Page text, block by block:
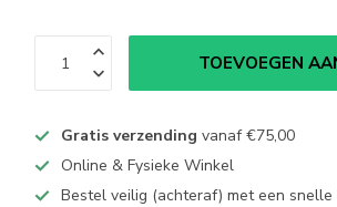
TOEVOEGEN
Gratis verzending vanaf€75,00
Online & Fysieke Winkel
Bestel veilig (achteraf) met een snelle